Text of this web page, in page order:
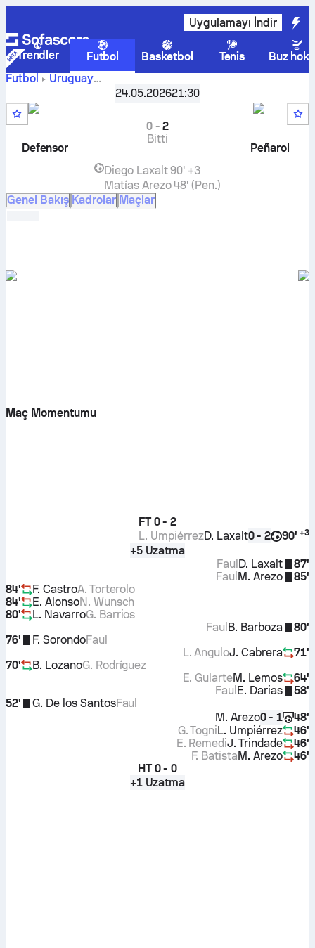
Uygulamayı İndir
Trendler Futbol Basketbol Tenis
Buz
Futbol
Uruguay
Liga AUF Uruguaya, Intermedio, Serie A
Defensor Sporting
canlı skor, H2H sonuçları,
puan durumu ve tahminleri
24.05.202621:30
Defensor
0-2
Bitti
Peñarol
Diego Laxalt 90' +3
Matías Arezo 48' (Pen.)
Genel Bakış Kadrolar Maçlar
Maç Momentumu
FT 0 - 2
90' +3
0 - 2
D. Laxalt
L. Umpiérrez
+5 Uzatma
87'
D. Laxalt
Faul
85'
M. Arezo
Faul
84'
F. CastroA. Torterolo
84'
E. AlonsoN. Wunsch
80'
L. NavarroG. Barrios
80'
B. Barboza
Faul
76'
F. SorondoFaul
71'
J. Cabrera
L. Angulo
70'
B. LozanoG. Rodríguez
64'
M. Lemos
E. Gularte
58'
E. Darias
Faul
52'
G. De los SantosFaul
48'
0 - 1
M. Arezo
46'
L. Umpiérrez
G. Togni
46'
J. Trindade
E. Remedi
46'
M. Arezo
F. Batista
HT 0 - 0
+1 Uzatma